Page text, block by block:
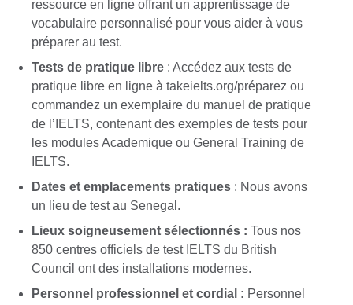
ressource en ligne offrant un apprentissage de
vocabulaire personnalisé pour vous aider à vous
préparer au test.
Tests de pratique libre : Accédez aux tests de
pratique libre en ligne à takeielts.org/préparez ou
commandez un exemplaire du manuel de pratique
de l’IELTS, contenant des exemples de tests pour
les modules Academique ou General Training de
IELTS.
Dates et emplacements pratiques : Nous avons
un lieu de test au Senegal.
Lieux soigneusement sélectionnés : Tous nos
850 centres officiels de test IELTS du British
Council ont des installations modernes.
Personnel professionnel et cordial : Personnel